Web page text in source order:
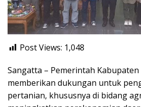
Post Views: 1,048
Sangatta – Pemerintah
memberikan dukungan untuk
pertanian, khususnya di bidang